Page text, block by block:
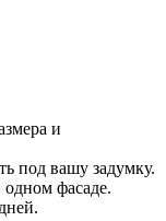
и
под вашу задумку.
фасаде.